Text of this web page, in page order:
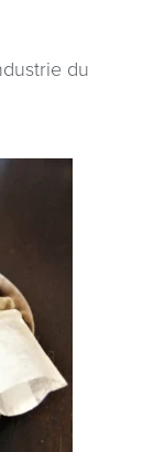
du